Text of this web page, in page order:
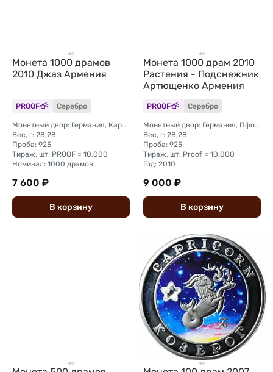
Монета 1000 драмов
2010 Джаз Армения
PROOF Серебро
Монетный двор: Германия, Карлсфельд
Вес, г: 28,28
Проба: 925
Тираж, шт: PROOF = 10.000
Номинал: 1000 драмов
7 600 ₽
В корзину
Монета 1000 драм 2010
Растения - Подснежник
Артющенко Армения
PROOF Серебро
Монетный двор: Германия, Пфорцхайм (BH Mayer Mint)
Вес, г: 28,28
Проба: 925
Тираж, шт: Proof = 10.000
Год: 2010
9 000 ₽
В корзину